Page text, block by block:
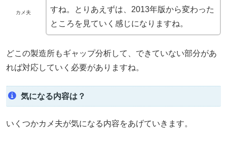
カメ夫
すね。とりあえずは、2013年版から変わった
ところを見ていく感じになりますね。
どこの製造所もギャップ分析して、できていない部分があ
れば対応していく必要がありますね。
気になる内容は？
いくつかカメ夫が気になる内容をあげていきます。